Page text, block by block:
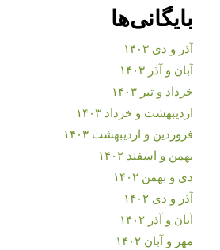
بایگانی‌ها
آذر و دی ۱۴۰۳
آبان و آذر ۱۴۰۳
خرداد و تیر ۱۴۰۳
اردیبهشت و خرداد ۱۴۰۳
فروردین و اردیبهشت ۱۴۰۳
بهمن و اسفند ۱۴۰۲
دی و بهمن ۱۴۰۲
آذر و دی ۱۴۰۲
آبان و آذر ۱۴۰۲
مهر و آبان ۱۴۰۲